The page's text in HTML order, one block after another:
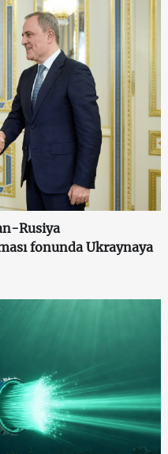
Rusiya
fonunda Ukraynaya